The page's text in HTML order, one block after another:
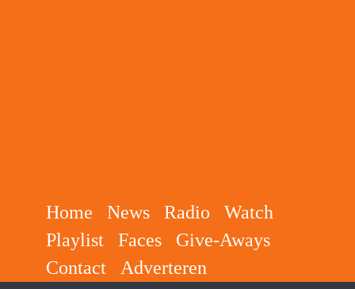
Home News Radio
Watch
Playlist
Faces
Give-Aways
Contact
Adverteren